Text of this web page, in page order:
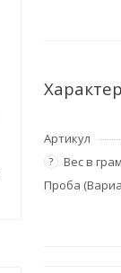
Артикул
? Вес в
Проба